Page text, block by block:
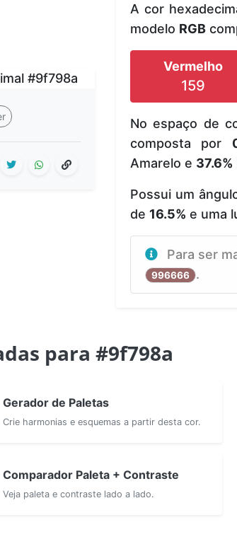
A cor
modelo RGB
Vermelho
159
No espaço de
composta por
Amarelo e 37.6%
Possui um
de 16.5% e uma
Para ser
996666 .
para #9f798a
Gerador de Paletas
Crie harmonias e esquemas a partir desta cor.
Comparador Paleta + Contraste
Veja paleta e contraste lado a lado.